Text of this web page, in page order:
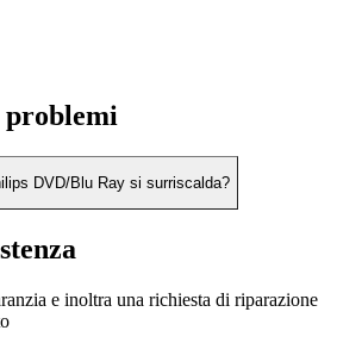
problemi
DVD/Blu Ray si surriscalda?
e inoltra una richiesta di riparazione